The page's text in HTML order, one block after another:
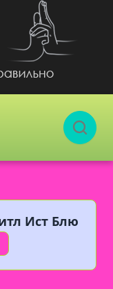
Ист Блю